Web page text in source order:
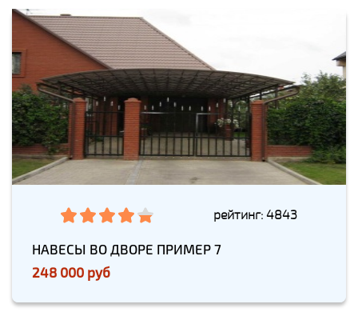
рейтинг: 4843
НАВЕСЫ ВО ДВОРЕ ПРИМЕР 7
248 000 руб